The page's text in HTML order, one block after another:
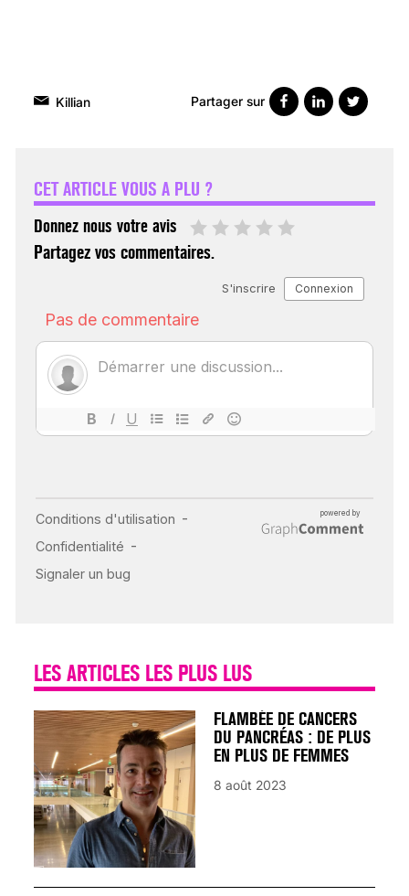
Killian Partager sur
CET ARTICLE VOUS A PLU ?
Donnez nous votre avis
Partagez vos commentaires.
LES ARTICLES LES PLUS LUS
ÉCHO : DES IMAGES
POUR TOUTES LES
18 juil 2022
INSUFFISANCE
CARDIAQUE : LES
FLAMBÉE DE CANCERS
DU PANCRÉAS : DE PLUS
EN PLUS DE FEMMES
8 août 2023